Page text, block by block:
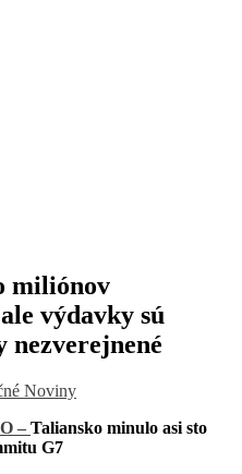
miliónov
výdavky sú
Noviny
– Taliansko minulo asi sto
G7